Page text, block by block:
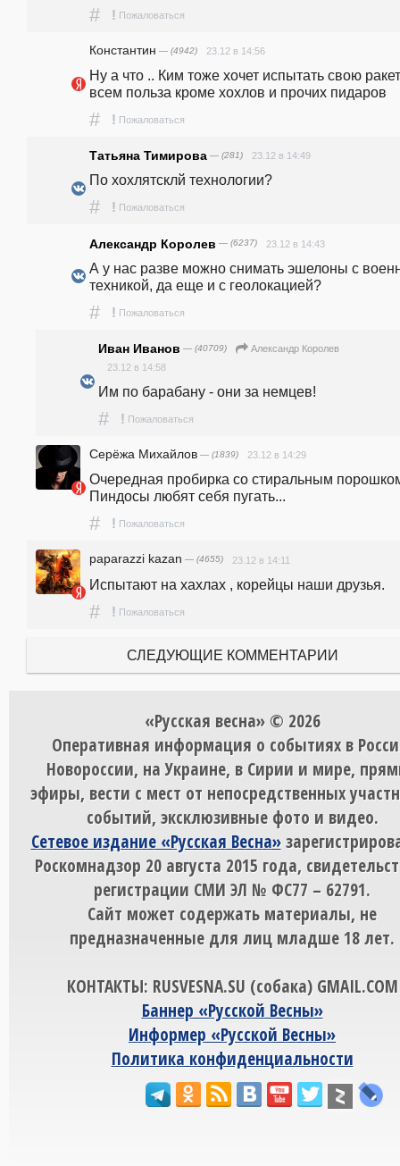
# ! Пожаловаться
Константин — (4942) 23.12 в 14:56
Ну а что .. Ким тоже хочет испытать свою
всем польза кроме хохлов и прочих пидаров
# ! Пожаловаться
Татьяна Тимирова — (281) 23.12 в 14:49
По хохлятсклй технологии?
# ! Пожаловаться
Александр Королев — (6237) 23.12 в 14:43
А у нас разве можно снимать эшелоны с
техникой, да еще и с геолокацией?
# ! Пожаловаться
Иван Иванов — (40709)
Александр Королев
23.12 в 14:58
Им по барабану - они за немцев!
# ! Пожаловаться
Серёжа Михайлов — (1839) 23.12 в 14:29
Очередная пробирка со стиральным
Пиндосы любят себя пугать...
# ! Пожаловаться
paparazzi kazan — (4655) 23.12 в 14:11
Испытают на хахлах , корейцы наши друзья.
# ! Пожаловаться
СЛЕДУЮЩИЕ КОММЕНТАРИИ
«Русская весна» © 2026
Оперативная информация о событиях в
Новороссии, на Украине, в Сирии и мире,
эфиры, вести с мест от непосредственных
событий, эксклюзивные фото и видео.
Сетевое издание «Русская Весна»
Роскомнадзор 20 августа 2015 года,
регистрации СМИ ЭЛ № ФС77 – 62791.
Сайт может содержать материалы, не
предназначенные для лиц младше 18 лет.
КОНТАКТЫ: RUSVESNA.SU (собака) GMAIL.COM
Баннер «Русской Весны»
Информер «Русской Весны»
Политика конфиденциальности